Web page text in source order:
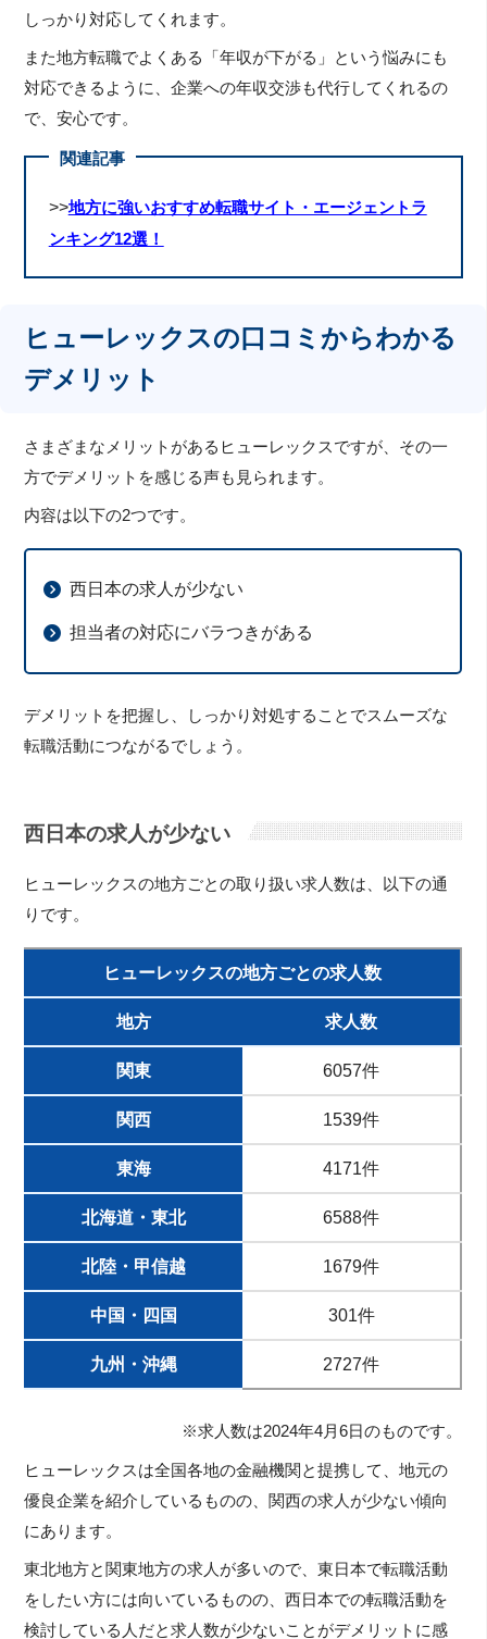
しっかり対応してくれます。
また地方転職でよくある「年収が下がる」という悩みにも
対応できるように、企業への年収交渉も代行してくれるの
で、安心です。
関連記事
>>地方に強いおすすめ転職サイト・エージェントラ
ンキング12選！
ヒューレックスの口コミからわかる
デメリット
さまざまなメリットがあるヒューレックスですが、その一
方でデメリットを感じる声も見られます。
内容は以下の2つです。
西日本の求人が少ない
担当者の対応にバラつきがある
デメリットを把握し、しっかり対処することでスムーズな
転職活動につながるでしょう。
西日本の求人が少ない
ヒューレックスの地方ごとの取り扱い求人数は、以下の通
りです。
ヒューレックスの地方ごとの求人数
地方 求人数
関東 6057件
関西 1539件
東海 4171件
北海道・東北 6588件
北陸・甲信越 1679件
中国・四国 301件
九州・沖縄 2727件
※求人数は2024年4月6日のものです。
ヒューレックスは全国各地の金融機関と提携して、地元の
優良企業を紹介しているものの、関西の求人が少ない傾向
にあります。
東北地方と関東地方の求人が多いので、東日本で転職活動
をしたい方には向いているものの、西日本での転職活動を
検討している人だと求人数が少ないことがデメリットに感